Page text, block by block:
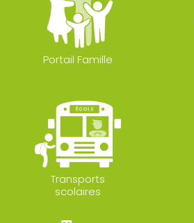
Portail Famille
Transports
scolaires